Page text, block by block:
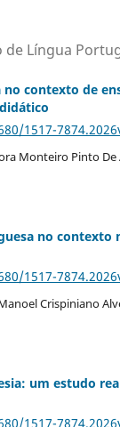
de Língua
contexto de
1517-
Monteiro Pinto De
no
1517-
Crispiniano
um estudo
1517-